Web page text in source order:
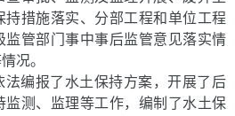
措施落实、分部工程和单位工程
监管部门事中事后监管意见落实情
况。
法编报了水土保持方案，开展了后
监测、监理等工作，编制了水土保